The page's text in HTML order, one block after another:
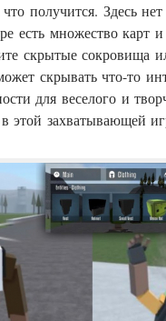
получится. Здесь
есть множество карт и
скрытые сокровища
скрывать что-то
для веселого и
этой захватывающей